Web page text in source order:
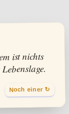
ist nichts
Noch einer ↻